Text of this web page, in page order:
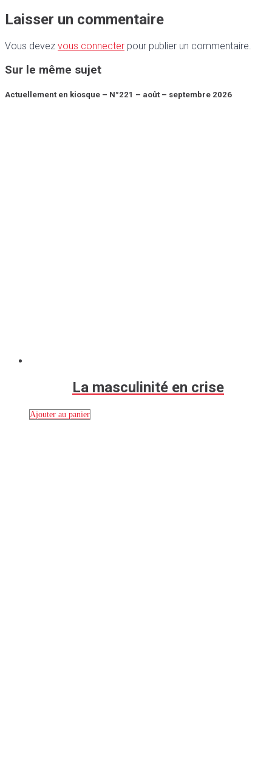
Laisser un commentaire
Vous devez vous connecter pour publier un commentaire.
Sur le même sujet
Actuellement en kiosque – N°221 – août – septembre 2026
La masculinité en crise
Ajouter au panier